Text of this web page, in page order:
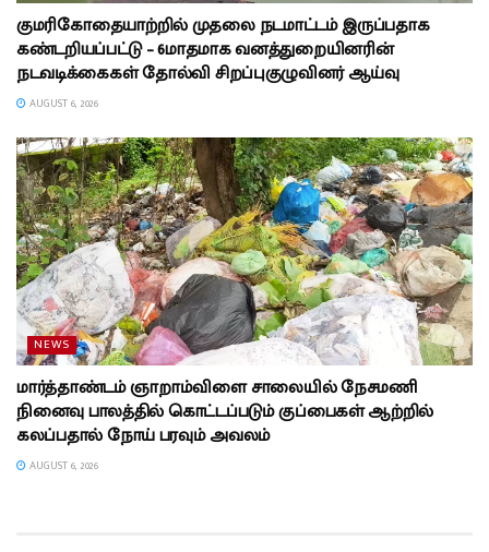
குமரிகோதையாற்றில் முதலை நடமாட்டம் இருப்பதாக
கண்டறியப்பட்டு – 6மாதமாக வனத்துறையினரின்
நடவடிக்கைகள் தோல்வி சிறப்புகுழுவினர் ஆய்வு
AUGUST 6, 2026
NEWS
மார்த்தாண்டம் ஞாறாம்விளை சாலையில் நேசமணி
நினைவு பாலத்தில் கொட்டப்படும் குப்பைகள் ஆற்றில்
கலப்பதால் நோய் பரவும் அவலம்
AUGUST 6, 2026